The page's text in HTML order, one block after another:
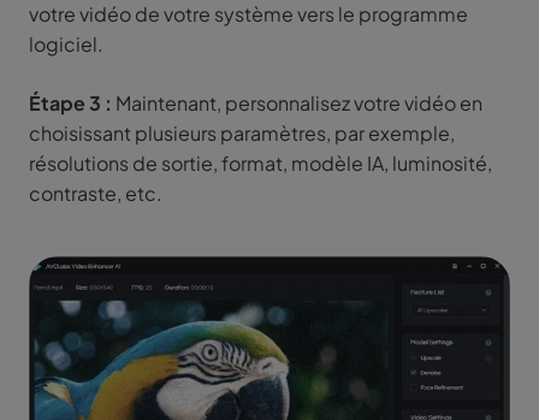
votre vidéo de votre système vers le programme
logiciel.
Étape 3 : Maintenant, personnalisez votre vidéo en
choisissant plusieurs paramètres, par exemple,
résolutions de sortie, format, modèle IA, luminosité,
contraste, etc.